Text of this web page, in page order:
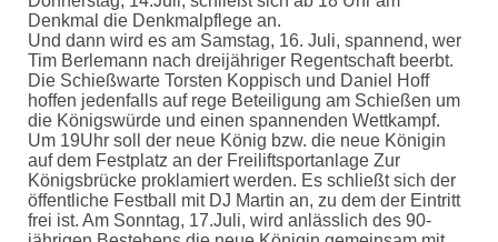
Denkmal die Denkmalpflege an.
Und dann wird es am Samstag, 16. Juli, spannend, wer
Tim Berlemann nach dreijähriger Regentschaft beerbt.
Die Schießwarte Torsten Koppisch und Daniel Hoff
hoffen jedenfalls auf rege Beteiligung am Schießen um
die Königswürde und einen spannenden Wettkampf.
Um 19Uhr soll der neue König bzw. die neue Königin
auf dem Festplatz an der Freiliftsportanlage Zur
Königsbrücke proklamiert werden. Es schließt sich der
öffentliche Festball mit DJ Martin an, zu dem der Eintritt
frei ist. Am Sonntag, 17.Juli, wird anlässlich des 90-